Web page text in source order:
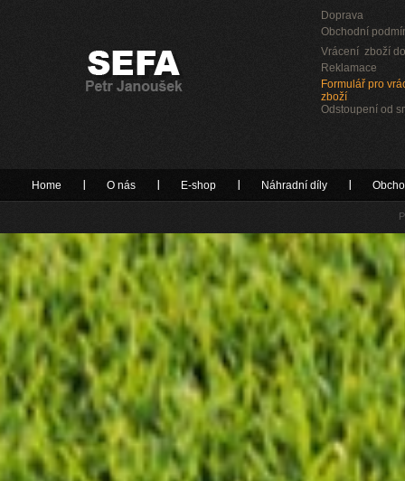
Doprava
Obchodní
Vrácení zboží
Reklamace
Formulář pro
zboží
Odstoupení od
Home O nás E-shop Náhradní díly